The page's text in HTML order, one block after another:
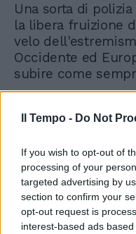
Il Tempo - Do Not
If you wish to opt-out of
processing of your
targeted advertising by
section to confirm your
opt-out request is
interest-based ads
Una sorta di
la libera fruizione
velo
Occidente ed
subire come